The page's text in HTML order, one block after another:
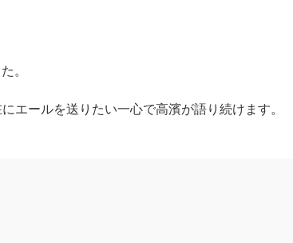
。
ールを送りたい一心で高濱が語り続けます。